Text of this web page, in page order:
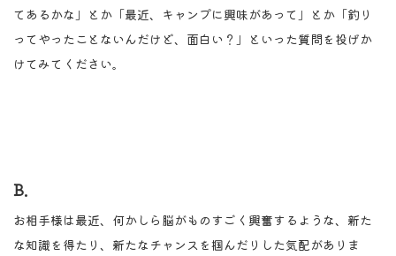
てあるかな」とか「最近、キャンプに興味があって」とか「釣り
ってやったことないんだけど、面白い？」といった質問を投げか
けてみてください。
B.
お相手様は最近、何かしら脳がものすごく興奮するような、新た
な知識を得たり、新たなチャンスを掴んだりした気配がありま